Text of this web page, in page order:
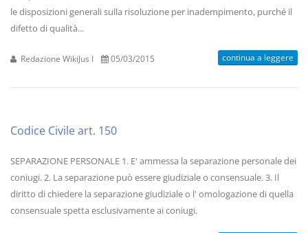
le disposizioni generali sulla risoluzione per inadempimento, purché il
difetto di qualità...
Redazione WikiJus I 05/03/2015 continua a leggere
Codice Civile art. 150
SEPARAZIONE PERSONALE 1. E' ammessa la separazione personale dei
coniugi. 2. La separazione può essere giudiziale o consensuale. 3. Il
diritto di chiedere la separazione giudiziale o l' omologazione di quella
consensuale spetta esclusivamente ai coniugi.